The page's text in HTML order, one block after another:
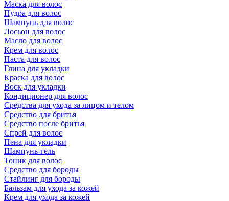
Маска для волос
Пудра для волос
Шампунь для волос
Лосьон для волос
Масло для волос
Крем для волос
Паста для волос
Глина для укладки
Краска для волос
Воск для укладки
Кондиционер для волос
Средства для ухода за лицом и телом
Средство для бритья
Средство после бритья
Спрей для волос
Пена для укладки
Шампунь-гель
Тоник для волос
Средство для бороды
Стайлинг для бороды
Бальзам для ухода за кожей
Крем для ухода за кожей